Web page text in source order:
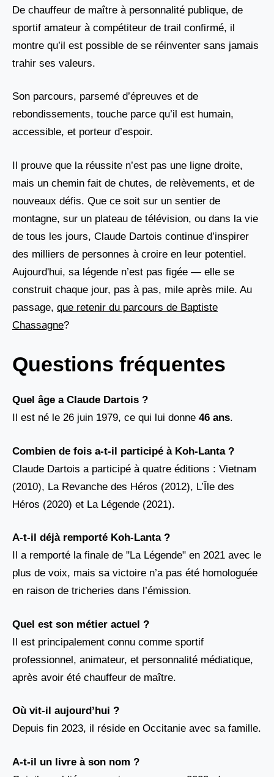
De chauffeur de maître à personnalité publique, de
sportif amateur à compétiteur de trail confirmé, il
montre qu’il est possible de se réinventer sans jamais
trahir ses valeurs.
Son parcours, parsemé d’épreuves et de
rebondissements, touche parce qu’il est humain,
accessible, et porteur d’espoir.
Il prouve que la réussite n’est pas une ligne droite,
mais un chemin fait de chutes, de relèvements, et de
nouveaux défis. Que ce soit sur un sentier de
montagne, sur un plateau de télévision, ou dans la vie
de tous les jours, Claude Dartois continue d’inspirer
des milliers de personnes à croire en leur potentiel.
Aujourd'hui, sa légende n’est pas figée — elle se
construit chaque jour, pas à pas, mile après mile. Au
passage, que retenir du parcours de Baptiste
Chassagne?
Questions fréquentes
Quel âge a Claude Dartois ?
Il est né le 26 juin 1979, ce qui lui donne 46 ans.
Combien de fois a-t-il participé à Koh-Lanta ?
Claude Dartois a participé à quatre éditions : Vietnam
(2010), La Revanche des Héros (2012), L’Île des
Héros (2020) et La Légende (2021).
A-t-il déjà remporté Koh-Lanta ?
Il a remporté la finale de "La Légende" en 2021 avec le
plus de voix, mais sa victoire n’a pas été homologuée
en raison de tricheries dans l’émission.
Quel est son métier actuel ?
Il est principalement connu comme sportif
professionnel, animateur, et personnalité médiatique,
après avoir été chauffeur de maître.
Où vit-il aujourd’hui ?
Depuis fin 2023, il réside en Occitanie avec sa famille.
A-t-il un livre à son nom ?